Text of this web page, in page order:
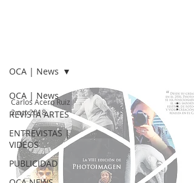
OCA | News
REVISTA ARTES
ENTREVISTAS |
VIDEOS
PUBLICIDAD
OCA | News
Carlos Acero Ruiz
2 oct 2018